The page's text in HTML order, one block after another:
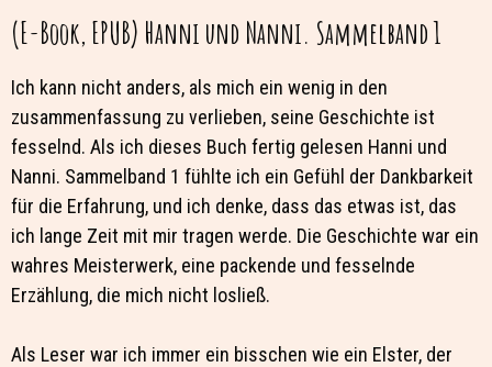
(E-Book, EPUB) Hanni und Nanni. Sammelband 1
Ich kann nicht anders, als mich ein wenig in den
zusammenfassung zu verlieben, seine Geschichte ist
fesselnd. Als ich dieses Buch fertig gelesen Hanni und
Nanni. Sammelband 1 fühlte ich ein Gefühl der Dankbarkeit
für die Erfahrung, und ich denke, dass das etwas ist, das
ich lange Zeit mit mir tragen werde. Die Geschichte war ein
wahres Meisterwerk, eine packende und fesselnde
Erzählung, die mich nicht losließ.
Als Leser war ich immer ein bisschen wie ein Elster, der